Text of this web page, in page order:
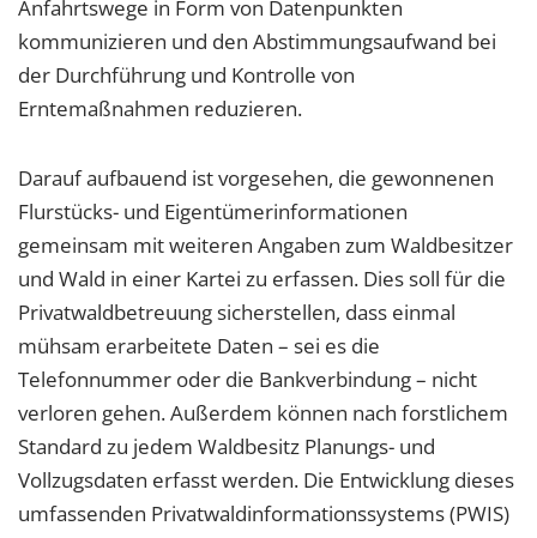
Anfahrtswege in Form von Datenpunkten
kommunizieren und den Abstimmungsaufwand bei
der Durchführung und Kontrolle von
Erntemaßnahmen reduzieren.
Darauf aufbauend ist vorgesehen, die gewonnenen
Flurstücks- und Eigentümerinformationen
gemeinsam mit weiteren Angaben zum Waldbesitzer
und Wald in einer Kartei zu erfassen. Dies soll für die
Privatwaldbetreuung sicherstellen, dass einmal
mühsam erarbeitete Daten – sei es die
Telefonnummer oder die Bankverbindung – nicht
verloren gehen. Außerdem können nach forstlichem
Standard zu jedem Waldbesitz Planungs- und
Vollzugsdaten erfasst werden. Die Entwicklung dieses
umfassenden Privatwaldinformationssystems (PWIS)